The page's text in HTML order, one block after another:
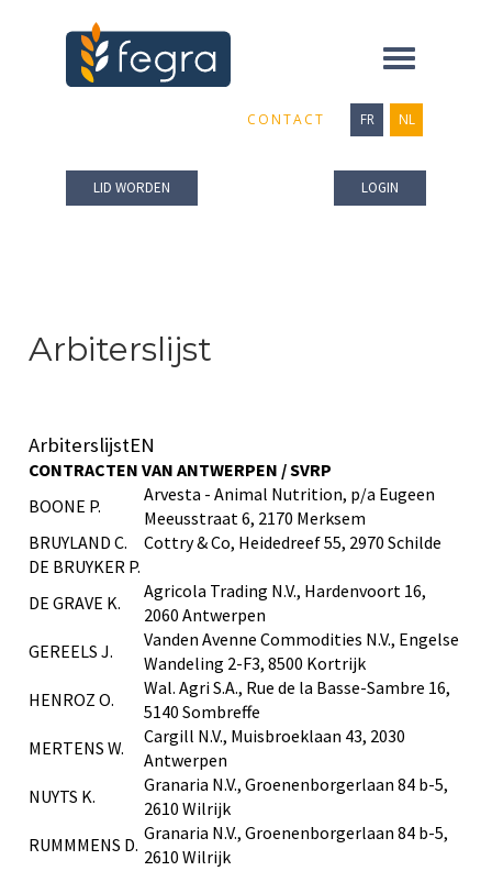
Toggle
CONTACT FR NL
LID WORDEN LOGIN
Arbiterslijst
ArbiterslijstEN
CONTRACTEN VAN ANTWERPEN / SVRP
BOONE P.
Arvesta - Animal Nutrition, p/a Eugeen
Meeusstraat 6, 2170 Merksem
BRUYLAND C.
Cottry & Co, Heidedreef 55, 2970 Schilde
DE BRUYKER P.
DE GRAVE K.
Agricola Trading N.V., Hardenvoort 16,
2060 Antwerpen
GEREELS J.
Vanden Avenne Commodities N.V., Engelse
Wandeling 2-F3, 8500 Kortrijk
HENROZ O.
Wal. Agri S.A., Rue de la Basse-Sambre 16,
5140 Sombreffe
MERTENS W.
Cargill N.V., Muisbroeklaan 43, 2030
Antwerpen
NUYTS K.
Granaria N.V., Groenenborgerlaan 84 b-5,
2610 Wilrijk
RUMMMENS D.
Granaria N.V., Groenenborgerlaan 84 b-5,
2610 Wilrijk